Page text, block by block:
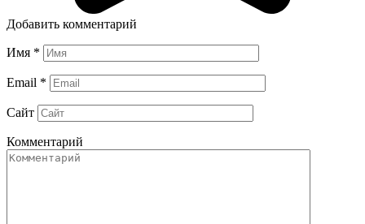
Добавить комментарий
Имя *
Email *
Сайт
Комментарий